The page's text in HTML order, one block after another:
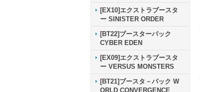
[EX10]エクストラブースタ
ー SINISTER ORDER
[BT22]ブースターパック
CYBER EDEN
[EX09]エクストラブースタ
ー VERSUS MONSTERS
[BT21]ブースタ－パック W
ORLD CONVERGENCE